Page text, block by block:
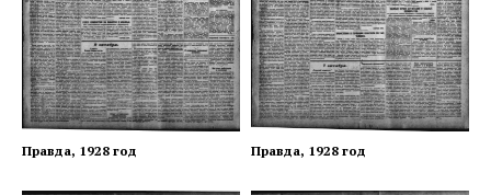
Правда, 1928 год Правда, 1928 год